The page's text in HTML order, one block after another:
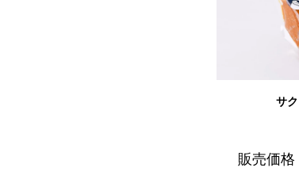
サ
販売価格